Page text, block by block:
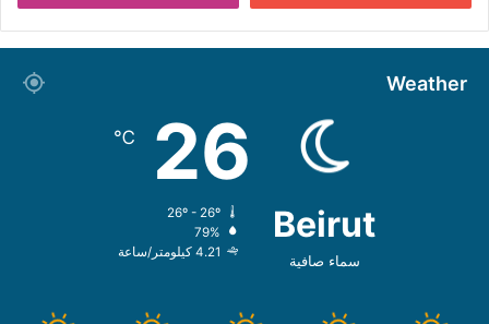
Weather
Beirut
سماء صافية
26
℃
79%
4.21 كيلومتر/ساعة